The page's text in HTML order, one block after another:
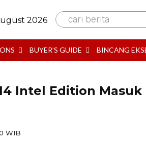
2026 cari berita
BUYER’S GUIDE BINCANG
Intel Edition Masuk
WIB